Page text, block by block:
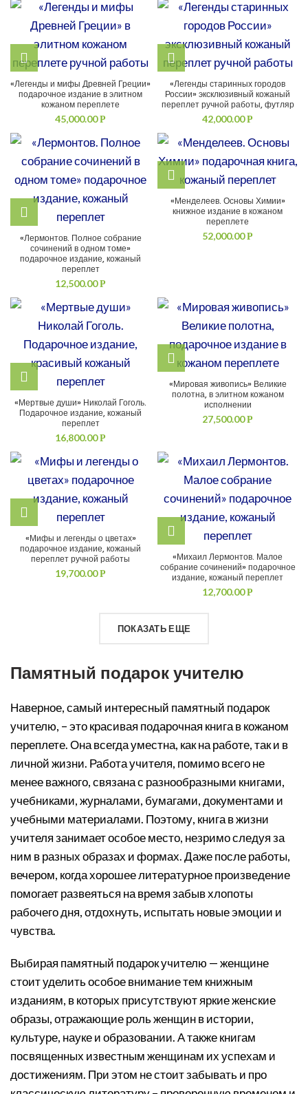
«Легенды и мифы Древней Греции»
подарочное издание в элитном
кожаном переплете
45,000.00Р
«Легенды старинных городов
России» эксклюзивный кожаный
переплет ручной работы, футляр
42,000.00Р
«Лермонтов. Полное собрание
сочинений в одном томе»
подарочное издание, кожаный
переплет
12,500.00Р
«Менделеев. Основы Химии»
книжное издание в кожаном
переплете
52,000.00Р
«Мертвые души» Николай Гоголь.
Подарочное издание, кожаный
переплет
16,800.00Р
«Мировая живопись» Великие
полотна, в элитном кожаном
исполнении
27,500.00Р
«Мифы и легенды о цветах»
подарочное издание, кожаный
переплет ручной работы
19,700.00Р
«Михаил Лермонтов. Малое
собрание сочинений» подарочное
издание, кожаный переплет
12,700.00Р
ПОКАЗАТЬ ЕЩЕ
Памятный подарок учителю
Наверное, самый интересный памятный подарок
учителю, – это красивая подарочная книга в кожаном
переплете. Она всегда уместна, как на работе, так и в
личной жизни. Работа учителя, помимо всего не
менее важного, связана с разнообразными книгами,
учебниками, журналами, бумагами, документами и
учебными материалами. Поэтому, книга в жизни
учителя занимает особое место, незримо следуя за
ним в разных образах и формах. Даже после работы,
вечером, когда хорошее литературное произведение
помогает развеяться на время забыв хлопоты
рабочего дня, отдохнуть, испытать новые эмоции и
чувства.
Выбирая памятный подарок учителю — женщине
стоит уделить особое внимание тем книжным
изданиям, в которых присутствуют яркие женские
образы, отражающие роль женщин в истории,
культуре, науке и образовании. А также книгам
посвященных известным женщинам их успехам и
достижениям. При этом не стоит забывать и про